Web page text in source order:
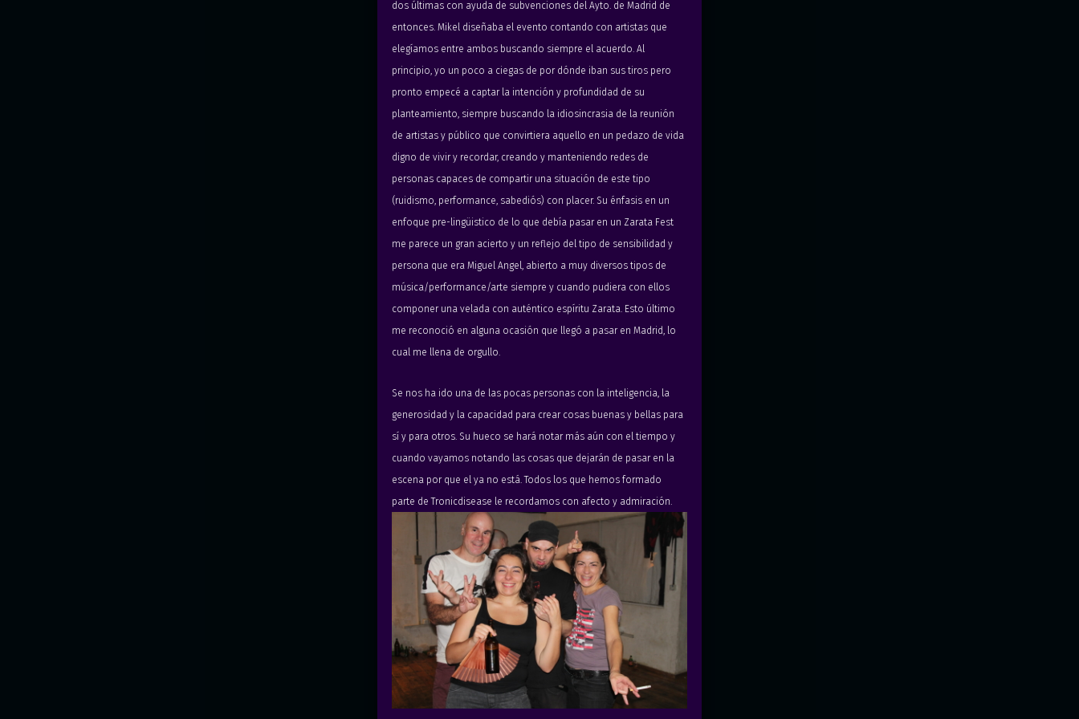
Fotos:Enrique Escorza
© 2026 Tronicdisease | Zarata Madrid.
dos últimas con ayuda de subvenciones del Ayto. de Madrid de
entonces. Mikel diseñaba el evento contando con artistas que
elegíamos entre ambos buscando siempre el acuerdo. Al
principio, yo un poco a ciegas de por dónde iban sus tiros pero
pronto empecé a captar la intención y profundidad de su
planteamiento, siempre buscando la idiosincrasia de la reunión
de artistas y público que convirtiera aquello en un pedazo de vida
digno de vivir y recordar, creando y manteniendo redes de
personas capaces de compartir una situación de este tipo
(ruidismo, performance, sabediós) con placer. Su énfasis en un
enfoque pre-lingüistico de lo que debía pasar en un Zarata Fest
me parece un gran acierto y un reflejo del tipo de sensibilidad y
persona que era Miguel Angel, abierto a muy diversos tipos de
música/performance/arte siempre y cuando pudiera con ellos
componer una velada con auténtico espíritu Zarata. Esto último
me reconoció en alguna ocasión que llegó a pasar en Madrid, lo
cual me llena de orgullo.
Se nos ha ido una de las pocas personas con la inteligencia, la
generosidad y la capacidad para crear cosas buenas y bellas para
sí y para otros. Su hueco se hará notar más aún con el tiempo y
cuando vayamos notando las cosas que dejarán de pasar en la
escena por que el ya no está. Todos los que hemos formado
parte de Tronicdisease le recordamos con afecto y admiración.